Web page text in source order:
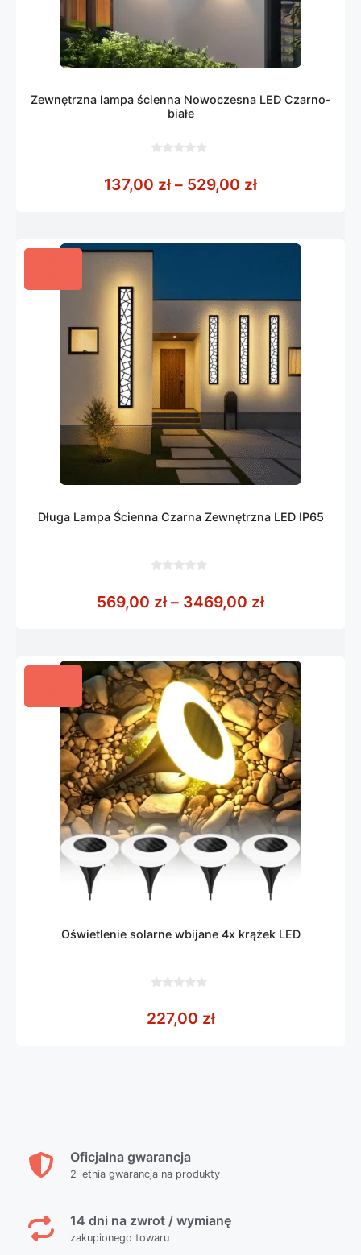
Zewnętrzna lampa ścienna Nowoczesna LED Czarno-
białe
5
137,00 zł – 529,00 złZakres cen:
Długa Lampa Ścienna Czarna Zewnętrzna LED IP65
5
569,00 zł – 3469,00 złZakres cen:
Oświetlenie solarne wbijane 4x krążek LED
5
227,00 zł
Oficjalna gwarancja
2 letnia gwarancja na produkty
14 dni na zwrot / wymianę
zakupionego towaru